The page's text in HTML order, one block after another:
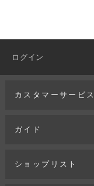
ログイン
カスタマーサービス
ガイド
ショップリスト